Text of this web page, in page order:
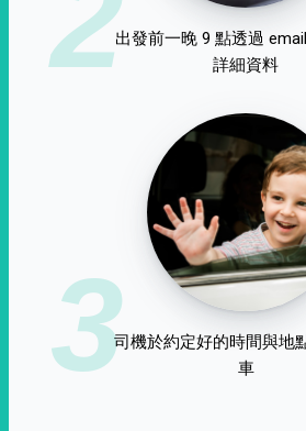
出發前一晚 9 點透過
詳細資料
3司機於約定好的時間與地
車